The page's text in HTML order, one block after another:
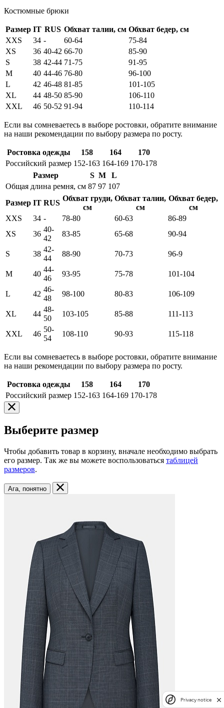
Костюмные брюки
Размер IT RUS Обхват талии, см Обхват бедер, см
XXS
34 - 60-64
75-84
XS
36 40-42 66-70
85-90
S
38 42-44 71-75
91-95
M
40 44-46 76-80
96-100
L
42 46-48 81-85
101-105
XL
44 48-50 85-90
106-110
XXL
46 50-52 91-94 110-114
Если вы сомневаетесь в выборе ростовки, обратите внимание
на наши рекомендации по выбору размера по росту.
Ростовка одежды 158 164
170
Российский размер 152-163 164-169 170-178
Размер
S M
L
Общая длина ремня, см 87 97 107
Размер IT RUS
Обхват груди,
см
Обхват талии,
см
Обхват бедер,
см
XXS
34 - 78-80 60-63
86-89
XS
36
40-
42
83-85 65-68 90-94
S 38
42-
44
88-90 70-73 96-9
M 40
44-
46
93-95 75-78 101-104
L 42
46-
48
98-100 80-83 106-109
XL 44
48-
50
103-105 85-88 111-113
XXL 46
50-
54
108-110 90-93 115-118
Если вы сомневаетесь в выборе ростовки, обратите внимание
на наши рекомендации по выбору размера по росту.
Ростовка одежды 158 164
170
Российский размер 152-163 164-169 170-178
Выберите размер
Чтобы добавить товар в корзину, вначале необходимо выбрать
его размер. Так же вы можете воспользоваться таблицей
размеров.
Ага, понятно
Privacy notice